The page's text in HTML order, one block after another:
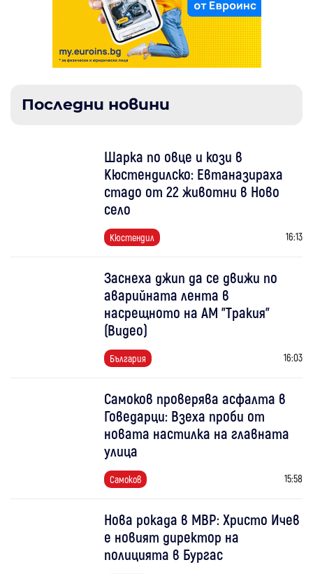
Последни новини
Шарка по овце и кози в
Кюстендилско: Евтаназираха
стадо от 22 животни в Ново
село
Кюстендил 16:13
Заснеха джип да се движи по
аварийната лента в
насрещното на АМ "Тракия"
(Видео)
България 16:03
Самоков проверява асфалта в
Говедарци: Взеха проби от
новата настилка на главната
улица
Самоков 15:58
Нова рокада в МВР: Христо Ичев
е новият директор на
полицията в Бургас